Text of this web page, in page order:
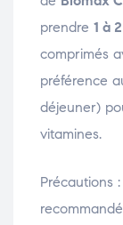
prendre 1 à
comprimés
préférence
déjeuner)
vitamines.
Précautions